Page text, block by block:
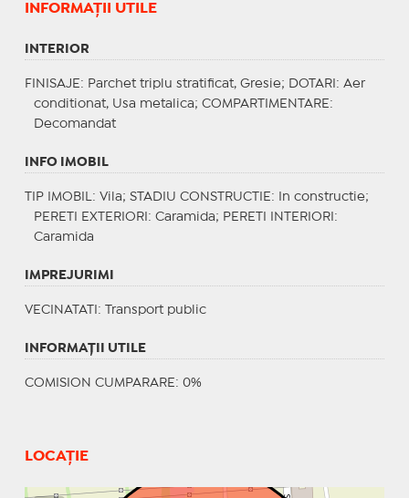
INFORMAŢII UTILE
INTERIOR
FINISAJE : Parchet triplu stratificat, Gresie; DOTARI : Aer
conditionat, Usa metalica; COMPARTIMENTARE :
Decomandat
INFO IMOBIL
TIP IMOBIL : Vila; STADIU CONSTRUCTIE : In constructie;
PERETI EXTERIORI : Caramida; PERETI INTERIORI :
Caramida
IMPREJURIMI
VECINATATI : Transport public
INFORMAŢII UTILE
COMISION CUMPARARE: 0%
LOCAȚIE